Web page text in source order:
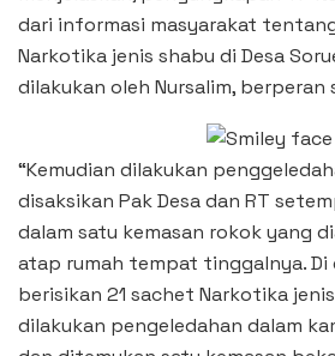
dari informasi masyarakat
Narkotika jenis shabu di Desa
dilakukan oleh Nursalim, berperan
“Kemudian dilakukan
disaksikan Pak Desa dan RT
dalam satu kemasan rokok yang
atap rumah tempat tinggalnya. Di
berisikan 21 sachet Narkotika
dilakukan pengeledahan dalam